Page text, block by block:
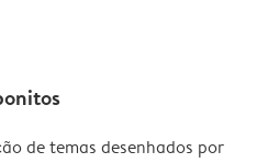
de temas desenhados por